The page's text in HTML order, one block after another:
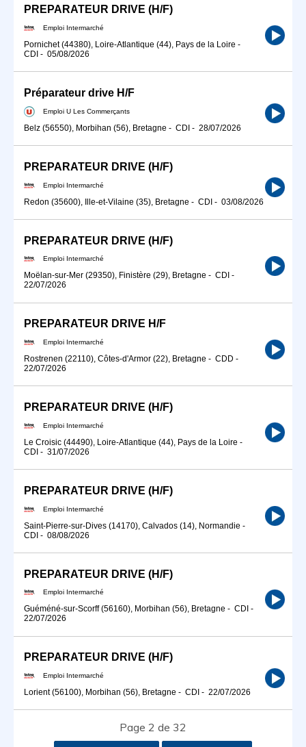
PREPARATEUR DRIVE (H/F)
Emploi Intermarché
Pornichet (44380), Loire-Atlantique (44), Pays de la Loire -
CDI - 05/08/2026
Préparateur drive H/F
Emploi U Les Commerçants
Belz (56550), Morbihan (56), Bretagne - CDI - 28/07/2026
PREPARATEUR DRIVE (H/F)
Emploi Intermarché
Redon (35600), Ille-et-Vilaine (35), Bretagne - CDI - 03/08/2026
PREPARATEUR DRIVE (H/F)
Emploi Intermarché
Moëlan-sur-Mer (29350), Finistère (29), Bretagne - CDI -
22/07/2026
PREPARATEUR DRIVE H/F
Emploi Intermarché
Rostrenen (22110), Côtes-d'Armor (22), Bretagne - CDD -
22/07/2026
PREPARATEUR DRIVE (H/F)
Emploi Intermarché
Le Croisic (44490), Loire-Atlantique (44), Pays de la Loire -
CDI - 31/07/2026
PREPARATEUR DRIVE (H/F)
Emploi Intermarché
Saint-Pierre-sur-Dives (14170), Calvados (14), Normandie -
CDI - 08/08/2026
PREPARATEUR DRIVE (H/F)
Emploi Intermarché
Guéméné-sur-Scorff (56160), Morbihan (56), Bretagne - CDI -
22/07/2026
PREPARATEUR DRIVE (H/F)
Emploi Intermarché
Lorient (56100), Morbihan (56), Bretagne - CDI - 22/07/2026
Page 2 de 32